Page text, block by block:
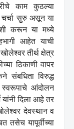
काम कुठल्या
सुरु असून या
करून या मध्ये
आहेत याची
तीर्थ क्षेत्र
ठिकाणी वापर
संबधिता विरुद्ध
स्वरूपाचे आंदोलन
यांनी दिला आहे तर
देवस्थान व
तसेच यापूर्वीच्या